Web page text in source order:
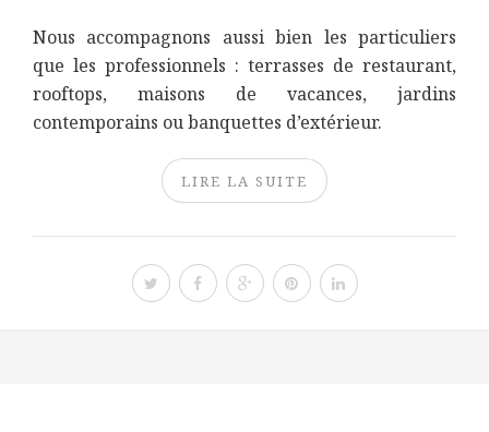
Nous accompagnons aussi bien les particuliers
que les professionnels : terrasses de restaurant,
rooftops, maisons de vacances, jardins
contemporains ou banquettes d’extérieur.
LIRE LA SUITE